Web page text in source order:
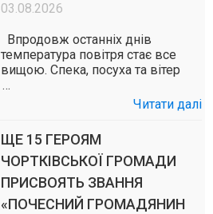
03.08.2026
Впродовж останніх днів
температура повітря стає все
вищою. Спека, посуха та вітер
…
Читати далі
ЩЕ 15 ГЕРОЯМ
ЧОРТКІВСЬКОЇ ГРОМАДИ
ПРИСВОЯТЬ ЗВАННЯ
«ПОЧЕСНИЙ ГРОМАДЯНИН